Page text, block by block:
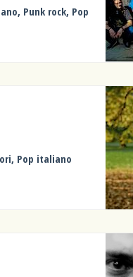
Punk rock, Pop
Pop italiano